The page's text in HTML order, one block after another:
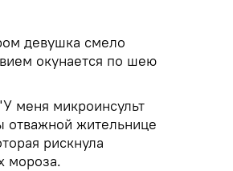
девушка смело
окунается по шею
меня микроинсульт
отважной жительнице
рискнула
мороза.